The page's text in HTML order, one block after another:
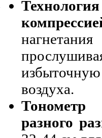
воздуха.
Тонометр
разного